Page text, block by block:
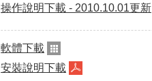
操作說明下載 - 2010.10.01更新
軟體下載
安裝說明下載